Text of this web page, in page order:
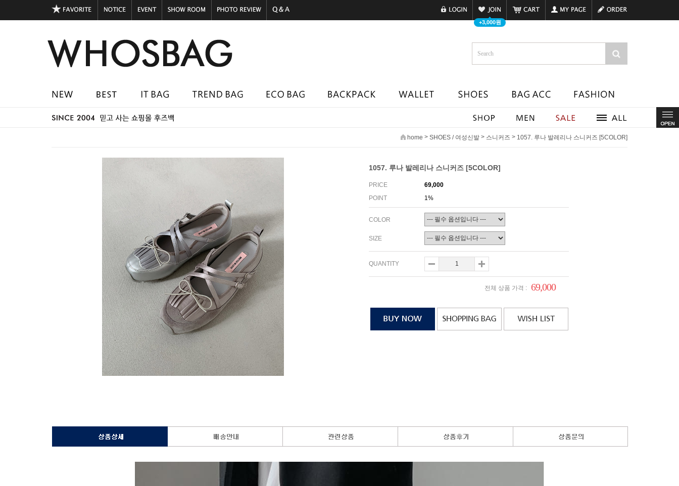
+3,000원
home > SHOES / 여성신발 > 스니커즈 > 1057. 루나 발레리나 스니커즈 [5COLOR]
1057. 루나 발레리나 스니커즈 [5COLOR]
PRICE
69,000
POINT
1%
COLOR
SIZE
QUANTITY
전체 상품 가격 : 69,000